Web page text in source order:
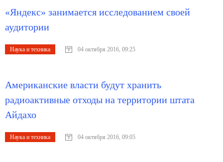
«Яндекс» занимается исследованием своей
аудитории
Наука и техника 04 октября 2016, 09:25
Американские власти будут хранить
радиоактивные отходы на территории штата
Айдахо
Наука и техника 04 октября 2016, 09:05